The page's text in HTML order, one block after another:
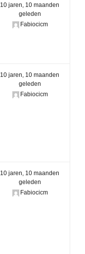
10 jaren, 10 maanden
geleden
Fabiocicm
10 jaren, 10 maanden
geleden
Fabiocicm
10 jaren, 10 maanden
geleden
Fabiocicm